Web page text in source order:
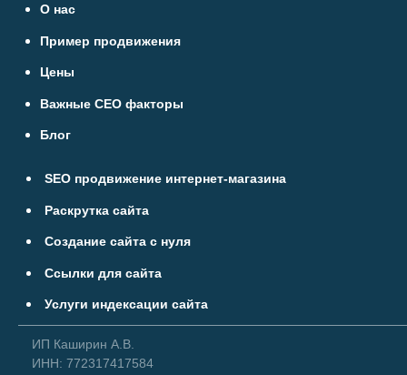
SEO продвижение интернет-магазина
Раскрутка сайта
Создание сайта с нуля
Ссылки для сайта
Услуги индексации сайта
О нас
Пример продвижения
Цены
Важные СЕО факторы
Блог
ИП Каширин А.В.
ИНН: 772317417584